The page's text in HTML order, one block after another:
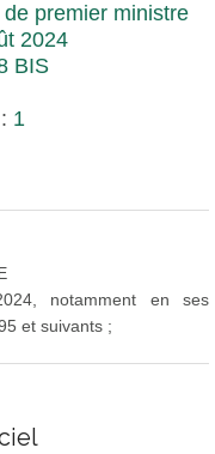
premier ministre
2024
BIS
1
notamment en ses
et suivants ;